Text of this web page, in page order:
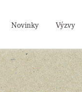
Novinky Výzvy